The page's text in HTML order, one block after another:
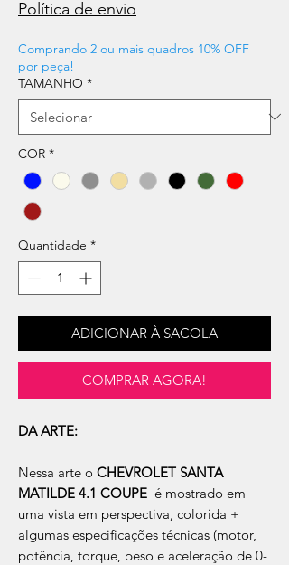
Política de envio
Comprando 2 ou mais quadros 10% OFF
por peça!
TAMANHO *
COR *
Quantidade *
ADICIONAR À SACOLA
COMPRAR AGORA!
DA ARTE:
Nessa arte o CHEVROLET SANTA
MATILDE 4.1 COUPE é mostrado em
uma vista em perspectiva, colorida +
algumas especificações técnicas (motor,
potência, torque, peso e aceleração de 0-